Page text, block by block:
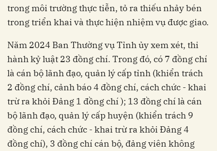
trong môi trường thực tiễn, tỏ ra thiếu nhảy bén
trong triển khai và thực hiện nhiệm vụ được giao.
Năm 2024 Ban Thường vụ Tỉnh ủy xem xét, thi
hành kỷ luật 23 đồng chí. Trong đó, có 7 đồng chí
là cán bộ lãnh đạo, quản lý cấp tỉnh (khiển trách
2 đồng chí, cảnh báo 4 đồng chí, cách chức - khai
trừ ra khỏi Đảng 1 đồng chí ); 13 đồng chí là cán
bộ lãnh đạo, quản lý cấp huyện (khiển trách 9
đồng chí, cách chức - khai trừ ra khỏi Đảng 4
đồng chí), 3 đồng chí cán bộ, đảng viên không